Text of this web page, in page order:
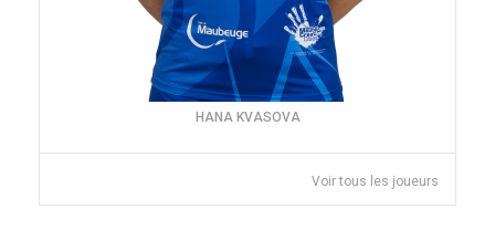
HANA KVASOVA
Voir tous les joueurs